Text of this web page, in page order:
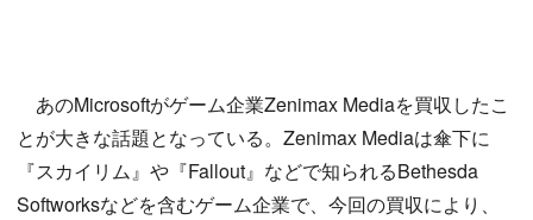
あのMicrosoftがゲーム企業Zenimax Mediaを買収したこ
とが大きな話題となっている。Zenimax Mediaは傘下に
『スカイリム』や『Fallout』などで知られるBethesda
Softworksなどを含むゲーム企業で、今回の買収により、